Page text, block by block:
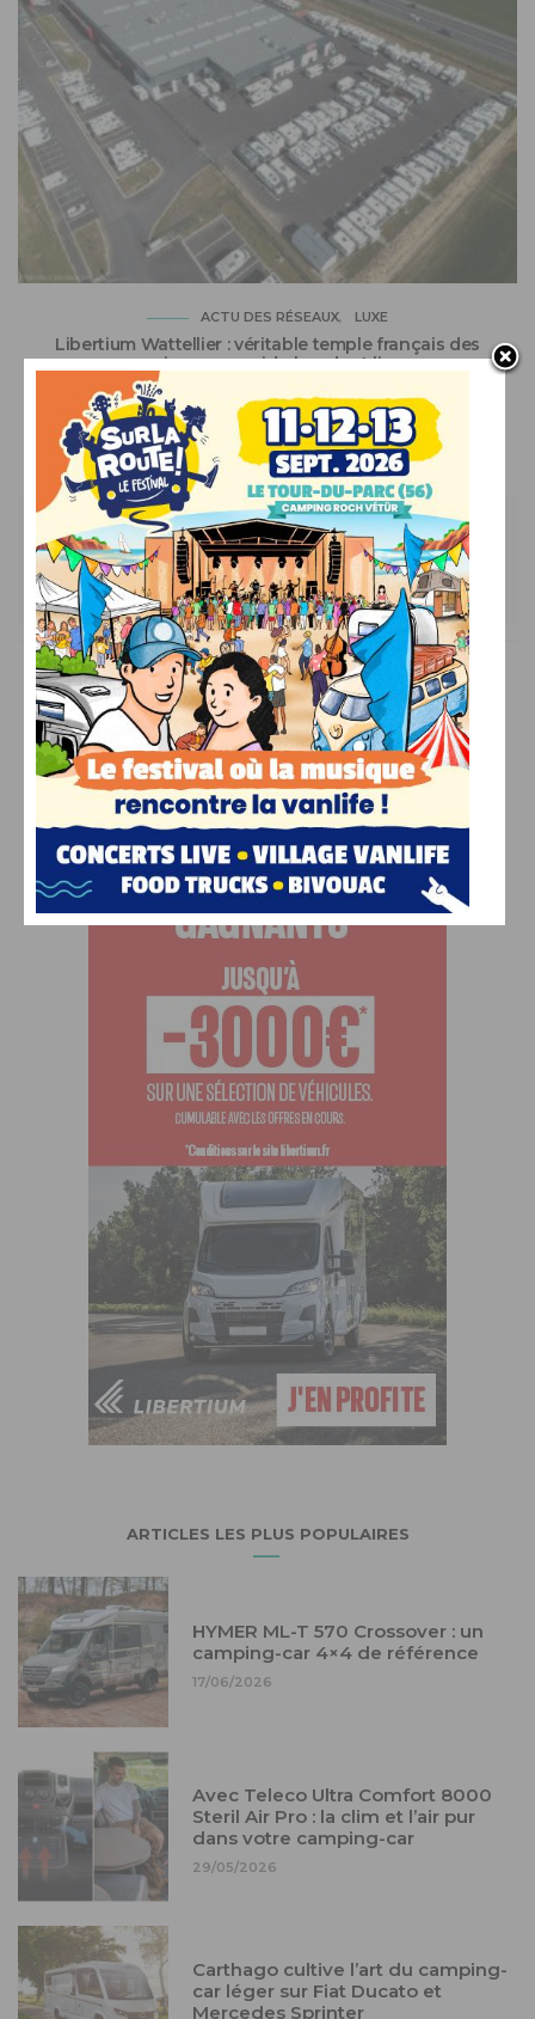
ACTU DES RÉSEAUX LUXE
Libertium Wattellier : véritable temple français des
camping-cars poids-lourds et liners
18/05/2025 PAR CLÉMENT
Les commentaires sont fermés.
ARTICLES LES PLUS POPULAIRES
HYMER ML-T 570 Crossover : un
camping-car 4×4 de référence
17/06/2026
Avec Teleco Ultra Comfort 8000
Steril Air Pro : la clim et l’air pur
dans votre camping-car
29/05/2026
Carthago cultive l’art du camping-
car léger sur Fiat Ducato et
Mercedes Sprinter